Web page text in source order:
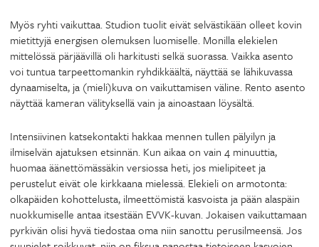
Myös ryhti vaikuttaa. Studion tuolit eivät selvästikään olleet kovin
mietittyjä energisen olemuksen luomiselle. Monilla elekielen
mittelössä pärjäävillä oli harkitusti selkä suorassa. Vaikka asento
voi tuntua tarpeettomankin ryhdikkäältä, näyttää se lähikuvassa
dynaamiselta, ja (mieli)kuva on vaikuttamisen väline. Rento asento
näyttää kameran välityksellä vain ja ainoastaan löysältä.
Intensiivinen katsekontakti hakkaa mennen tullen pälyilyn ja
ilmiselvän ajatuksen etsinnän. Kun aikaa on vain 4 minuuttia,
huomaa äänettömässäkin versiossa heti, jos mielipiteet ja
perustelut eivät ole kirkkaana mielessä. Elekieli on armotonta:
olkapäiden kohottelusta, ilmeettömistä kasvoista ja pään alaspäin
nuokkumiselle antaa itsestään EVVK-kuvan. Jokaisen vaikuttamaan
pyrkivän olisi hyvä tiedostaa oma niin sanottu perusilmeensä. Jos